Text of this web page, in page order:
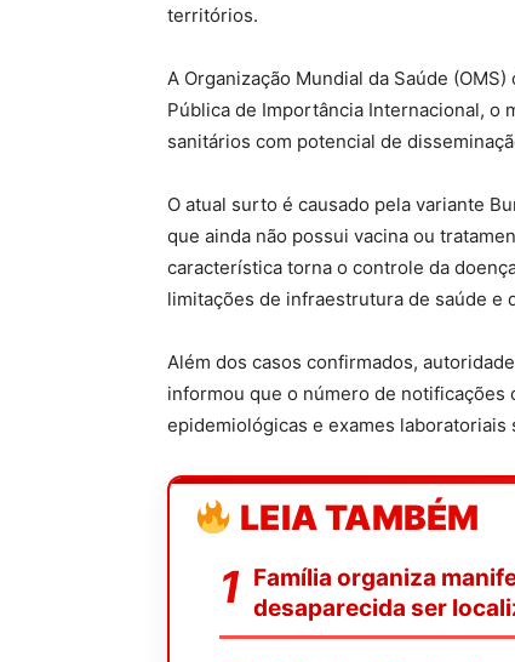
territórios.
A Organização Mundial da Saúde
Pública de Importância Internacional, o
sanitários com potencial de
O atual surto é causado pela variante
que ainda não possui vacina ou
característica torna o controle da
limitações de infraestrutura de saúde e
Além dos casos confirmados,
informou que o número de notificações
epidemiológicas e exames laboratoriais
LEIA TAMBÉM
Família organiza
desaparecida ser